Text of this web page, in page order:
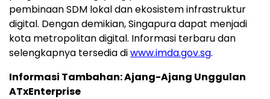
pembinaan SDM lokal dan ekosistem infrastruktur
digital. Dengan demikian, Singapura dapat menjadi
kota metropolitan digital. Informasi terbaru dan
selengkapnya tersedia diwww.imda.gov.sg.
Informasi Tambahan: Ajang-Ajang Unggulan
ATxEnterprise